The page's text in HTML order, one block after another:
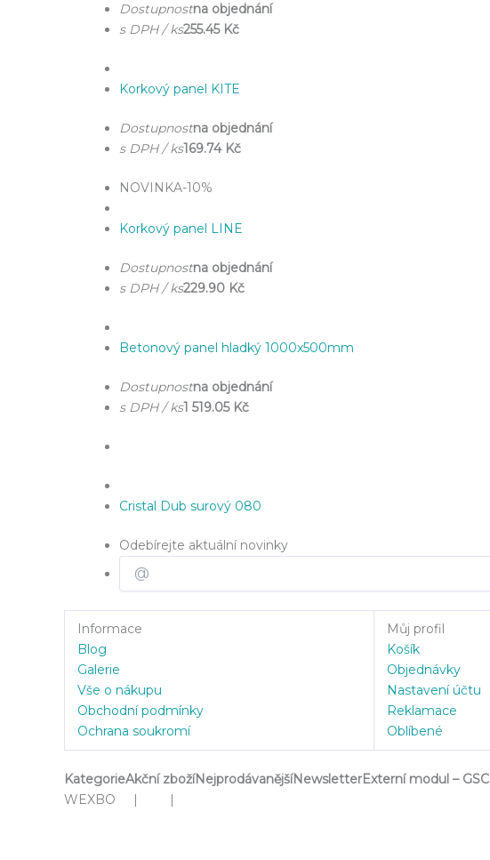
Dostupnostna objednání
s DPH / ks255.45 Kč
Korkový panel KITE
Dostupnostna objednání
s DPH / ks169.74 Kč
NOVINKA-10%
Korkový panel LINE
Dostupnostna objednání
s DPH / ks229.90 Kč
Betonový panel hladký 1000x500mm
Dostupnostna objednání
s DPH / ks1 519.05 Kč
Cristal Dub surový 080
Odebírejte aktuální novinky
Informace
Blog
Galerie
Vše o nákupu
Obchodní podmínky
Ochrana soukromí
Můj profil
Košík
Objednávky
Nastavení účtu
Reklamace
Oblíbené
KategorieAkční zbožíNejprodávanějšíNewsletterExterní modul – GSC
WEXBO | |